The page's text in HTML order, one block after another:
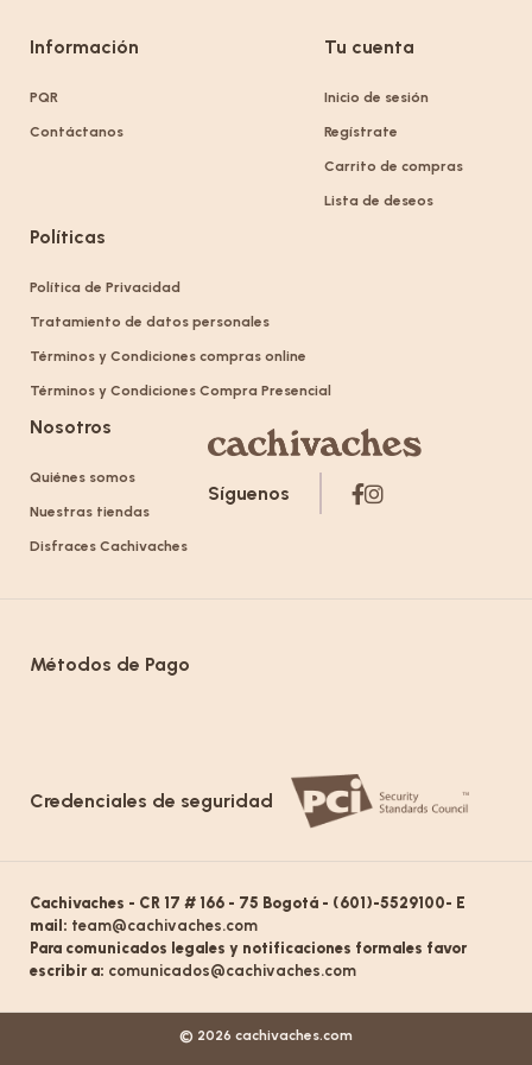
Información
PQR
Contáctanos
Tu cuenta
Inicio de sesión
Regístrate
Carrito de compras
Lista de deseos
Políticas
Política de Privacidad
Tratamiento de datos personales
Términos y Condiciones compras online
Términos y Condiciones Compra Presencial
Nosotros
Quiénes somos
Nuestras tiendas
Disfraces Cachivaches
Síguenos
Métodos de Pago
Credenciales de seguridad
Cachivaches - CR 17 # 166 - 75 Bogotá - (601)-5529100- E
mail: team@cachivaches.com
Para comunicados legales y notificaciones formales favor
escribir a: comunicados@cachivaches.com
© 2026 cachivaches.com